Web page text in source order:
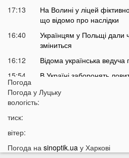
17:13
На Волині у ліцей
що відомо про наслідки
16:40
Українцям у Польщі
зміниться
16:12
Відома українська
15:54
В Україні заборонять
15:23
На фронті загинув
15:05
14:53
14:26
У Польщі підлітки
річного українця
Погода
Погода у Луцьку
вологість:
тиск:
вітер:
Погода на sinoptik.ua у Харкові